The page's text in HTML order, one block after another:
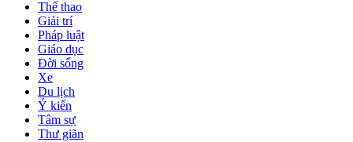
Thể thao
Giải trí
Pháp luật
Giáo dục
Đời sống
Xe
Du lịch
Ý kiến
Tâm sự
Thư giãn